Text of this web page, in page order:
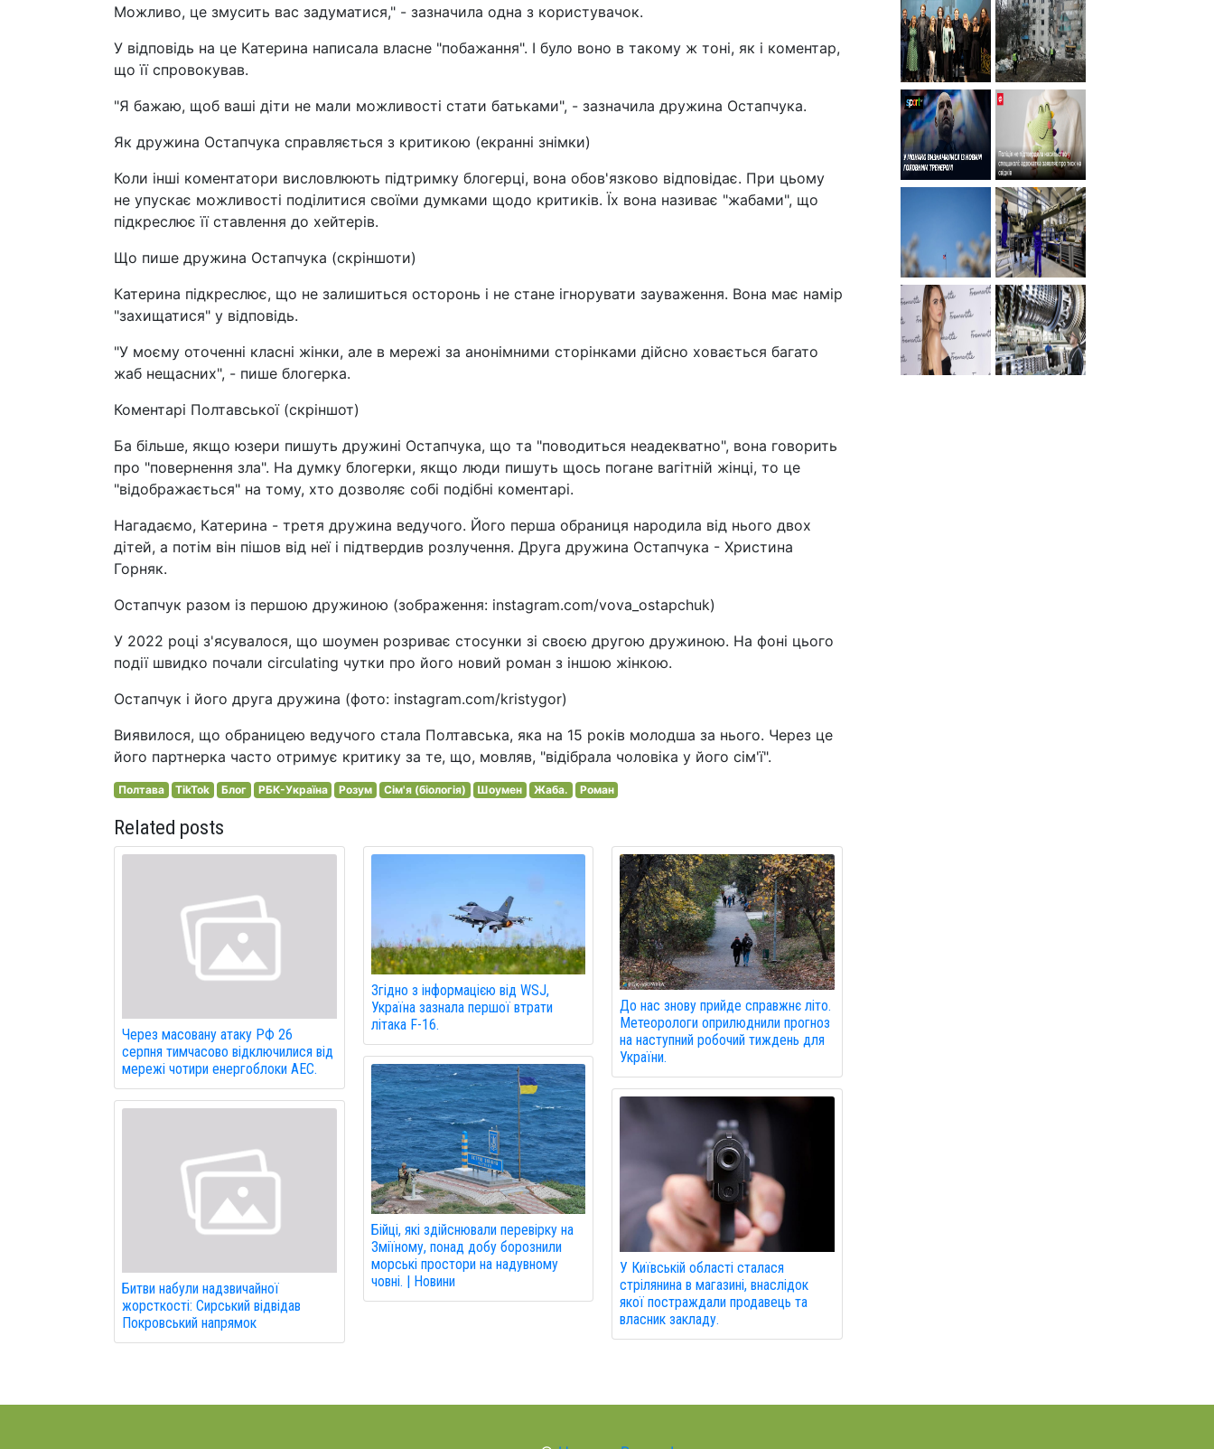
Можливо, це змусить вас задуматися," - зазначила одна з користувачок.
У відповідь на це Катерина написала власне "побажання". І було воно в такому ж тоні, як і коментар,
що її спровокував.
"Я бажаю, щоб ваші діти не мали можливості стати батьками", - зазначила дружина Остапчука.
Як дружина Остапчука справляється з критикою (екранні знімки)
Коли інші коментатори висловлюють підтримку блогерці, вона обов'язково відповідає. При цьому
не упускає можливості поділитися своїми думками щодо критиків. Їх вона називає "жабами", що
підкреслює її ставлення до хейтерів.
Що пише дружина Остапчука (скріншоти)
Катерина підкреслює, що не залишиться осторонь і не стане ігнорувати зауваження. Вона має намір
"захищатися" у відповідь.
"У моєму оточенні класні жінки, але в мережі за анонімними сторінками дійсно ховається багато
жаб нещасних", - пише блогерка.
Коментарі Полтавської (скріншот)
Ба більше, якщо юзери пишуть дружині Остапчука, що та "поводиться неадекватно", вона говорить
про "повернення зла". На думку блогерки, якщо люди пишуть щось погане вагітній жінці, то це
"відображається" на тому, хто дозволяє собі подібні коментарі.
Нагадаємо, Катерина - третя дружина ведучого. Його перша обраниця народила від нього двох
дітей, а потім він пішов від неї і підтвердив розлучення. Друга дружина Остапчука - Христина
Горняк.
Остапчук разом із першою дружиною (зображення: instagram.com/vova_ostapchuk)
У 2022 році з'ясувалося, що шоумен розриває стосунки зі своєю другою дружиною. На фоні цього
події швидко почали circulating чутки про його новий роман з іншою жінкою.
Остапчук і його друга дружина (фото: instagram.com/kristygor)
Виявилося, що обраницею ведучого стала Полтавська, яка на 15 років молодша за нього. Через це
його партнерка часто отримує критику за те, що, мовляв, "відібрала чоловіка у його сім'ї".
Полтава TikTok Блог РБК-Україна Розум Сім'я (біологія) Шоумен Жаба. Роман
Related posts
Через масовану атаку РФ 26
серпня тимчасово відключилися від
мережі чотири енергоблоки АЕС.
Битви набули надзвичайної
жорсткості: Сирський відвідав
Покровський напрямок
Згідно з інформацією від WSJ,
Україна зазнала першої втрати
літака F-16.
Бійці, які здійснювали перевірку на
Зміїному, понад добу борознили
морські простори на надувному
човні. | Новини
До нас знову прийде справжнє літо.
Метеорологи оприлюднили прогноз
на наступний робочий тиждень для
України.
У Київській області сталася
стрілянина в магазині, внаслідок
якої постраждали продавець та
власник закладу.